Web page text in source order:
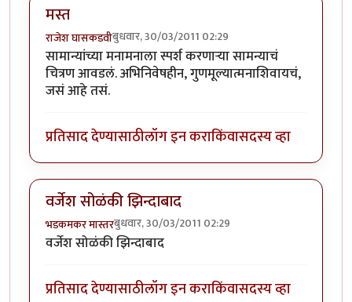
मस्त
राजेश घासकडवीबुधवार, 30/03/2011 02:29
सामान्यांच्या मनामनाला स्पर्श करणाऱ्या सामन्याचं
चित्रण आवडलं. अभिनिवेषहीन, गुणमूल्यात्मनाशिवायचं,
जसं आहे तसं.
प्रतिसाद देण्यासाठीलॉग इन कराकिंवासदस्य व्हा
वर्जेश सोळंकी झिन्दाबाद
भडकमकर मास्तरबुधवार, 30/03/2011 02:29
वर्जेश सोळंकी झिन्दाबाद
प्रतिसाद देण्यासाठीलॉग इन कराकिंवासदस्य व्हा